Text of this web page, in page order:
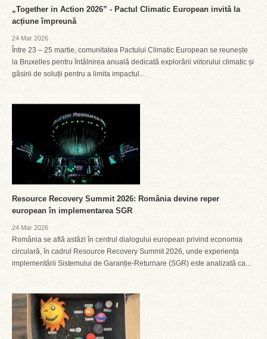
„Together in Action 2026” - Pactul Climatic European invită la
acțiune împreună
24 Mar 2026
Între 23 – 25 martie, comunitatea Pactului Climatic European se reunește
la Bruxelles pentru întâlnirea anuală dedicată explorării viitorului climatic și
găsirii de soluții pentru a limita impactul...
Resource Recovery Summit 2026: România devine reper
european în implementarea SGR
24 Mar 2026
România se află astăzi în centrul dialogului european privind economia
circulară, în cadrul Resource Recovery Summit 2026, unde experiența
implementării Sistemului de Garanție-Returnare (SGR) este analizată ca...